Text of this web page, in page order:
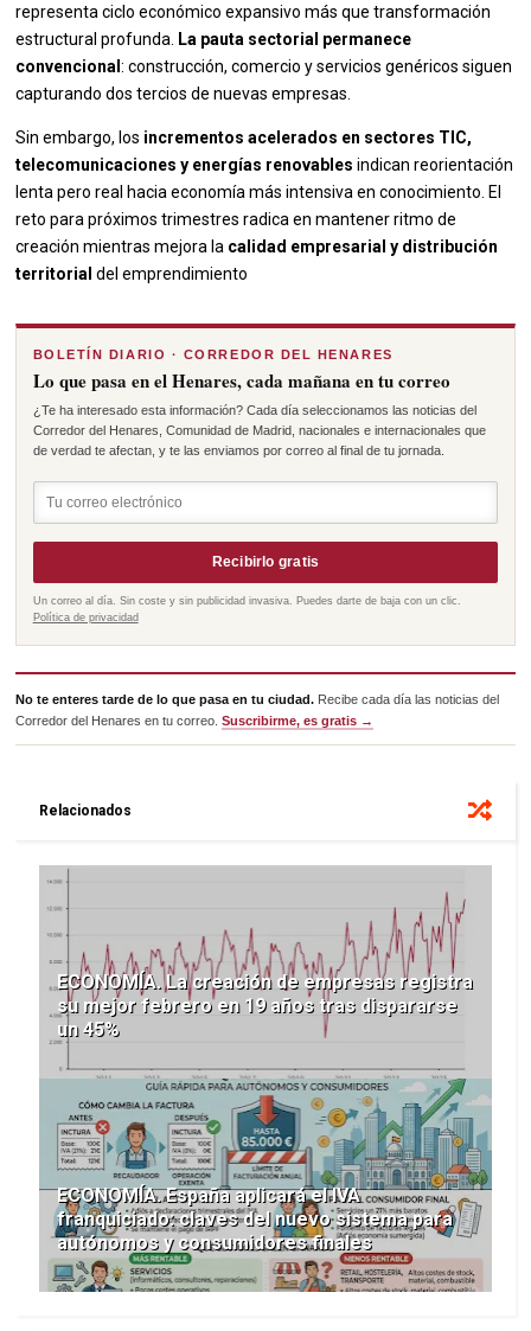
representa ciclo económico expansivo más que transformación
estructural profunda.
La pauta sectorial permanece
convencional: construcción, comercio y servicios genéricos siguen
capturando dos tercios de nuevas empresas.
Sin embargo, los incrementos acelerados en sectores TIC,
telecomunicaciones y energías renovables indican reorientación
lenta pero real hacia economía más intensiva en conocimiento. El
reto para próximos trimestres radica en mantener ritmo de
creación mientras mejora la calidad empresarial y distribución
territorial del emprendimiento
BOLETÍN DIARIO · CORREDOR DEL HENARES
Lo que pasa en el Henares, cada mañana en tu correo
¿Te ha interesado esta información? Cada día seleccionamos las noticias del
Corredor del Henares, Comunidad de Madrid, nacionales e internacionales que
de verdad te afectan, y te las enviamos por correo al final de tu jornada.
Recibirlo gratis
Un correo al día. Sin coste y sin publicidad invasiva. Puedes darte de baja con un clic.
Política de privacidad
No te enteres tarde de lo que pasa en tu ciudad. Recibe cada día las noticias del
Corredor del Henares en tu correo.Suscribirme, es gratis →
Relacionados
ECONOMÍA. La creación de empresas registra
su mejor febrero en 19 años tras dispararse
un 45%
ECONOMÍA. España aplicará el IVA
franquiciado: claves del nuevo sistema para
autónomos y consumidores finales